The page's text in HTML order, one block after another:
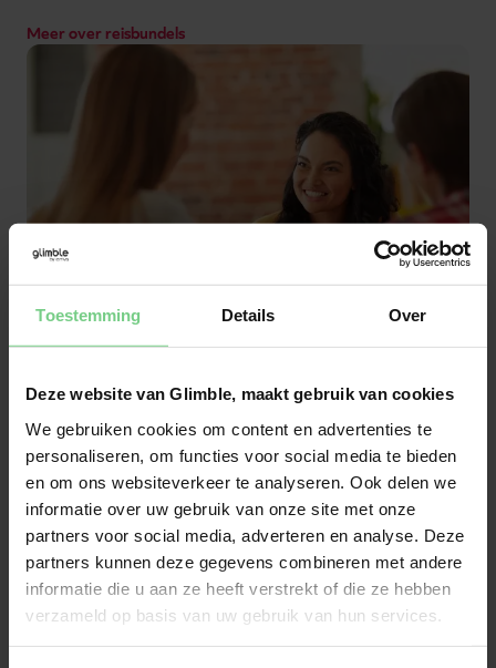
Toestemming Details Over
Deze website van Glimble, maakt gebruik van cookies
We gebruiken cookies om content en advertenties te
personaliseren, om functies voor social media te bieden
en om ons websiteverkeer te analyseren. Ook delen we
informatie over uw gebruik van onze site met onze
partners voor social media, adverteren en analyse. Deze
partners kunnen deze gegevens combineren met andere
informatie die u aan ze heeft verstrekt of die ze hebben
verzameld op basis van uw gebruik van hun services.
Meer over reisbundels
Wat beter betekent is voor iedereen anders. Dat kan
duurzamer zijn, sneller, gemakkelijk of goedkoper. We
willen jouw reis verbeteren en zijn benieuwd naar je
ervaringen als reiziger. Waar loop je tegenaan? Wat
kan er beter en waarom? En wat vind je van onze
oplossingen? Jouw feedback is onze brandstof en
motiveert ons dagelijks om mobiliteit te verbeteren.